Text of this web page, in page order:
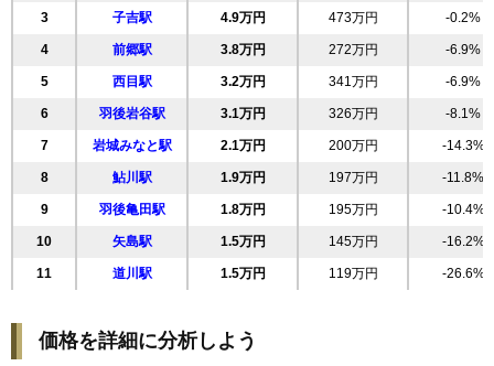
21 桜小路 8.8万円 1,407万円 -3.3%
22 新組町 8.4万円 607万円 3.8%
23 西梵天 7.9万円 811万円 2.1%
24 鶴沼 7.9万円 499万円 5.9%
25 大鍬町 7.9万円 617万円 8.9%
26 中町 7.4万円 2,461万円 -2.0%
27 薬師堂 7.2万円 713万円 -2.9%
28 小人町 6.9万円 618万円 1.4%
29 古雪町 6.5万円 586万円 6.8%
31 大浦 5.6万円
3 子吉駅 4.9万円 473万円 -0.2%
4 前郷駅 3.8万円 272万円 -6.9%
5 西目駅 3.2万円 341万円 -6.9%
6 羽後岩谷駅 3.1万円 326万円 -8.1%
7 岩城みなと駅 2.1万円 200万円 -14.3%
8 鮎川駅 1.9万円 197万円 -11.8%
9 羽後亀田駅 1.8万円 195万円 -10.4%
10 矢島駅 1.5万円 145万円 -16.2%
11 道川駅 1.5万円 119万円 -26.6%
価格を詳細に分析しよう